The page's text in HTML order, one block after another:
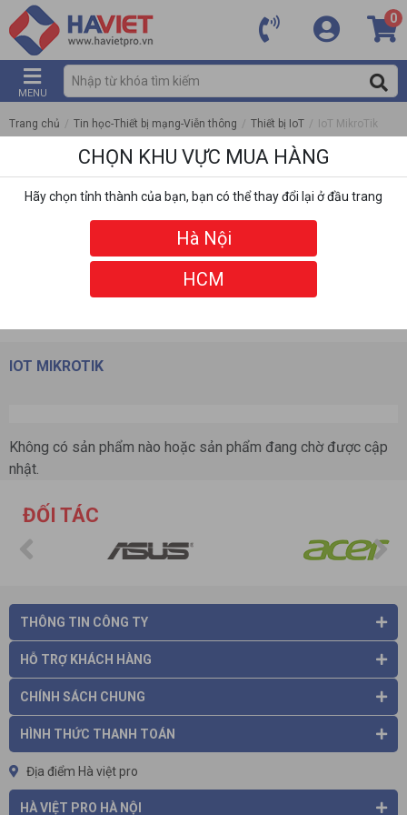
0
MENU
Trang chủ / Tin học-Thiết bị mạng-Viễn thông / Thiết bị IoT / IoT MikroTik
IOT MIKROTIK
Không có sản phẩm nào hoặc sản phẩm đang chờ được cập
nhật.
ĐỐI TÁC
THÔNG TIN CÔNG TY
HỖ TRỢ KHÁCH HÀNG
CHÍNH SÁCH CHUNG
HÌNH THỨC THANH TOÁN
Địa điểm Hà việt pro
HÀ VIỆT PRO HÀ NỘI
CHỌN KHU VỰC MUA HÀNG
Hãy chọn tỉnh thành của bạn, bạn có thể thay đổi lại ở đầu trang
Hà Nội
HCM